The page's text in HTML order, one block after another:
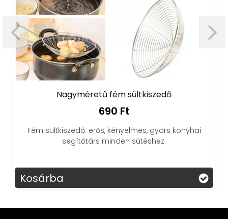
Nagyméretű fém sültkiszedő
690 Ft
Fém sültkiszedő: erős, kényelmes, gyors konyhai
segítőtárs minden sütéshez.
Kosárba